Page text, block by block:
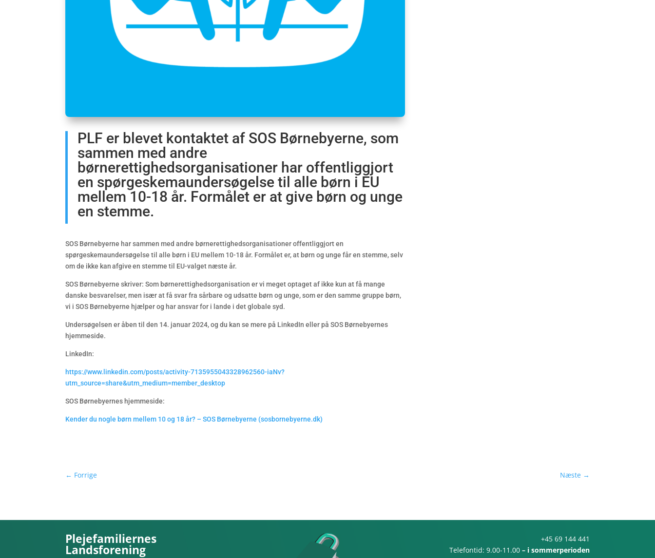
PLF er blevet kontaktet af SOS Børnebyerne, som
sammen med andre
børnerettighedsorganisationer har offentliggjort
en spørgeskemaundersøgelse til alle børn i EU
mellem 10-18 år. Formålet er at give børn og unge
en stemme.
SOS Børnebyerne har sammen med andre børnerettighedsorganisationer offentliggjort en
spørgeskemaundersøgelse til alle børn i EU mellem 10-18 år. Formålet er, at børn og unge får en stemme, selv
om de ikke kan afgive en stemme til EU-valget næste år.
SOS Børnebyerne skriver: Som børnerettighedsorganisation er vi meget optaget af ikke kun at få mange
danske besvarelser, men især at få svar fra sårbare og udsatte børn og unge, som er den samme gruppe børn,
vi i SOS Børnebyerne hjælper og har ansvar for i lande i det globale syd.
Undersøgelsen er åben til den 14. januar 2024, og du kan se mere på LinkedIn eller på SOS Børnebyernes
hjemmeside.
LinkedIn:
https://www.linkedin.com/posts/activity-7135955043328962560-iaNv?
utm_source=share&utm_medium=member_desktop
SOS Børnebyernes hjemmeside:
Kender du nogle børn mellem 10 og 18 år? – SOS Børnebyerne (sosbornebyerne.dk)
← Forrige Næste→
Plejefamiliernes
Landsforening
+45 69 144 441
Telefontid: 9.00-11.00 – i sommerperioden